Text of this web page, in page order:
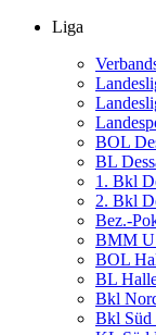
Liga
BOL
BL
1. Bkl
2. Bkl
Bez.-
BMM
BOL
BL
Bkl
Bkl Süd